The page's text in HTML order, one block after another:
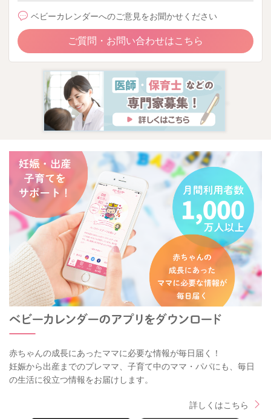
ベビーカレンダーへのご意見をお聞かせください
ご質問・お問い合わせはこちら
赤ちゃんの成長にあったママに必要な情報が毎日届く！
妊娠から出産までのプレママ、子育て中のママ・パパにも、毎日
の生活に役立つ情報をお届けします。
詳しくはこちら